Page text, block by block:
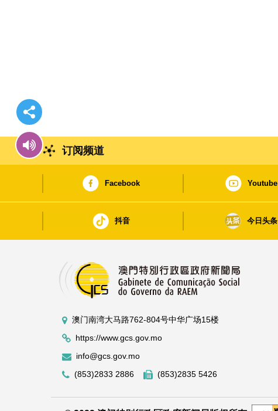
订阅频道
Facebook Youtube
抖音 今日头条
澳门南湾大马路762-804号中华广场15楼
https://www.gcs.gov.mo
info@gcs.gov.mo
(853)2833 2886
(853)2835 5426